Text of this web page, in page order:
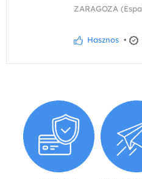
ZARAGOZA
Hasznos •